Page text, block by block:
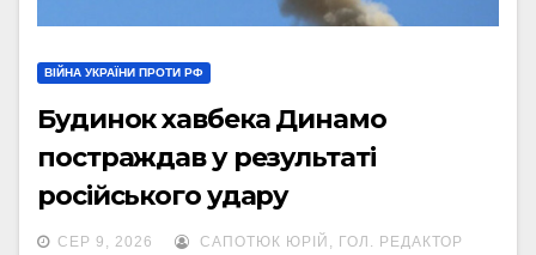
ВІЙНА УКРАЇНИ ПРОТИ РФ
Будинок хавбека Динамо
постраждав у результаті
російського удару
СЕР 9, 2026 САПОТЮК ЮРІЙ, ГОЛ. РЕДАКТОР